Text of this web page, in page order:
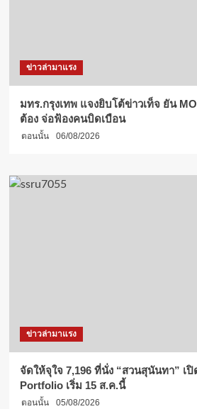
ข่าวล่ามาแรง
มทร.กรุงเทพ แจงยิบโต้ข่าวเท็จ ยัน
ต้อง จ่อฟ้องคนบิดเบือน
ตอนนั้น 06/08/2026
ข่าวล่ามาแรง
จัดให้จุใจ 7,196 ที่นั่ง “สวนสุนันทา” เ
Portfolio เริ่ม 15 ส.ค.นี้
ตอนนั้น 05/08/2026